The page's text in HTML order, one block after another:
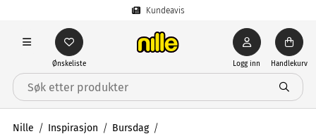
Kundeavis
Ønskeliste Logg inn Handlekurv
Nille Inspirasjon Bursdag